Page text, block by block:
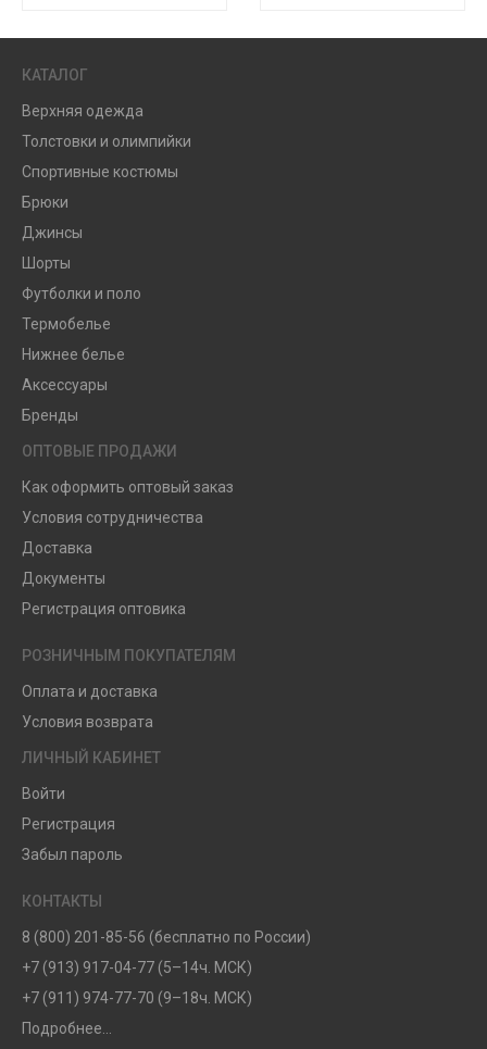
КАТАЛОГ
Верхняя одежда
Толстовки и олимпийки
Спортивные костюмы
Брюки
Джинсы
Шорты
Футболки и поло
Термобелье
Нижнее белье
Аксессуары
Бренды
ОПТОВЫЕ ПРОДАЖИ
Как оформить оптовый заказ
Условия сотрудничества
Доставка
Документы
Регистрация оптовика
РОЗНИЧНЫМ ПОКУПАТЕЛЯМ
Оплата и доставка
Условия возврата
ЛИЧНЫЙ КАБИНЕТ
Войти
Регистрация
Забыл пароль
КОНТАКТЫ
8 (800) 201-85-56 (бесплатно по России)
+7 (913) 917-04-77 (5–14ч. МСК)
+7 (911) 974-77-70 (9–18ч. МСК)
Подробнее...